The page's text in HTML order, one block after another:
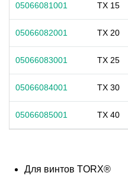
05066081001 TX 15
05066082001 TX 20
05066083001 TX 25
05066084001 TX 30
05066085001 TX 40
Для винтов TORX®